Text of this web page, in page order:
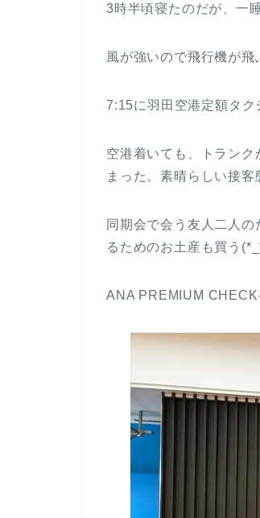
3時半頃寝たのだが、一
風が強いので飛行機が飛
7:15に羽田空港定額タク
空港着いても、トラン
まった。素晴らしい接
同期会で会う友人二人
るためのお土産も買う
ANA PREMIUM CHECK-